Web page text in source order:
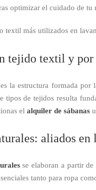
optimizar el cuidado de
tejido textil y por
es la estructura formada por
tipos de tejidos resulta
el alquiler de sábanas
aliados
se elaboran a partir de
tanto para ropa